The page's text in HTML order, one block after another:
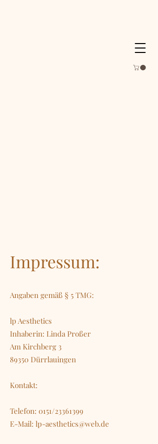
Impressum:
Angaben gemäß § 5 TMG:
lp Aesthetics
Inhaberin: Linda Proßer
Am Kirchberg 3
89350 Dürrlauingen
Kontakt:
Telefon: 0151/23361399
E-Mail: lp-aesthetics@web.de